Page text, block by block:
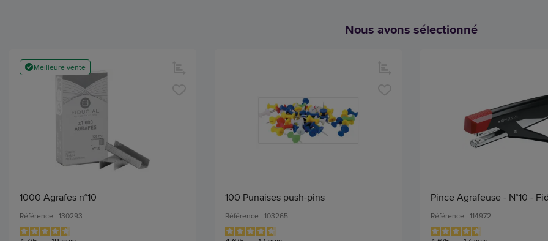
Nous avons sélectionné
Meilleure vente
1000 Agrafes n°10
Référence : 130293
100 Punaises push-pins
Référence : 103265
Pince Agrafeuse - N°10 -
Référence : 114972